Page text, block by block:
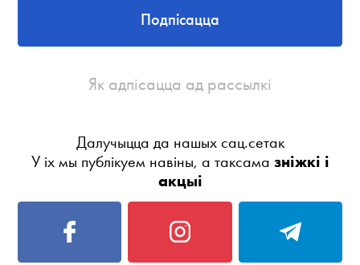
Подпісацца
Як адпісацца ад рассылкі
Далучыцца да нашых сац.сетак
У іх мы публікуем навіны, а таксама зніжкі і
акцыі